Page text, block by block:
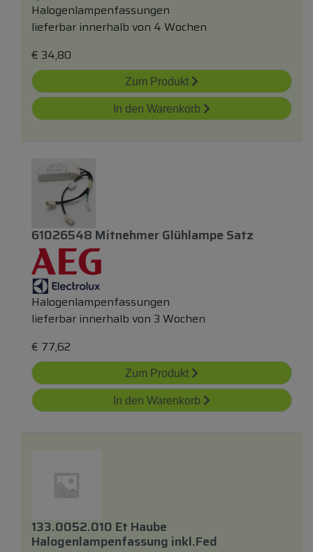
Halogenlampenfassungen
lieferbar innerhalb von 4 Wochen
€ 34,80
Zum Produkt
In den Warenkorb
61026548 Mitnehmer Glühlampe Satz
Halogenlampenfassungen
lieferbar innerhalb von 3 Wochen
€ 77,62
Zum Produkt
In den Warenkorb
133.0052.010 Et Haube
Halogenlampenfassung inkl.Fed